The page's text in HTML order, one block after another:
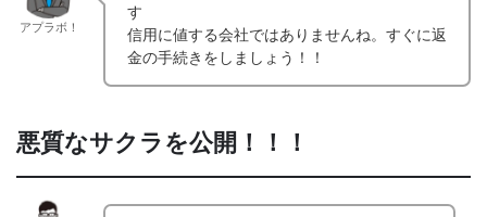
アプラボ！
す
信用に値する会社ではありませんね。すぐに返
金の手続きをしましょう！！
悪質なサクラを公開！！！